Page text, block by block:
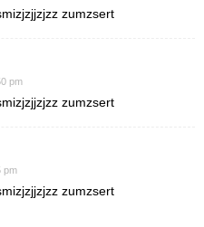
zumzsert
pm
zumzsert
pm
zumzsert